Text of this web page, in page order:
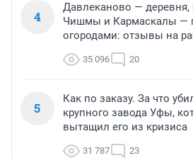
4
Давлеканово — деревня,
Чишмы и Кармаскалы —
огородами: отзывы на
35 096 20
5
Как по заказу. За что
крупного завода Уфы,
вытащил его из кризиса
31 787 23